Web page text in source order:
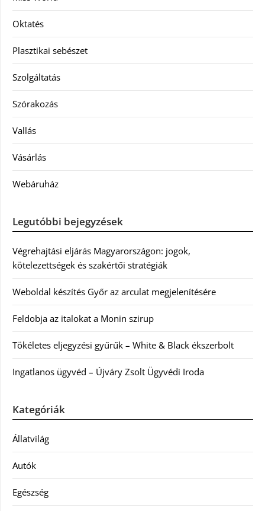
Oktatés
Plasztikai sebészet
Szolgáltatás
Szórakozás
Vallás
Vásárlás
Webáruház
Legutóbbi bejegyzések
Végrehajtási eljárás Magyarországon: jogok,
kötelezettségek és szakértői stratégiák
Weboldal készítés Győr az arculat megjelenítésére
Feldobja az italokat a Monin szirup
Tökéletes eljegyzési gyűrűk – White & Black ékszerbolt
Ingatlanos ügyvéd – Újváry Zsolt Ügyvédi Iroda
Kategóriák
Állatvilág
Autók
Egészség